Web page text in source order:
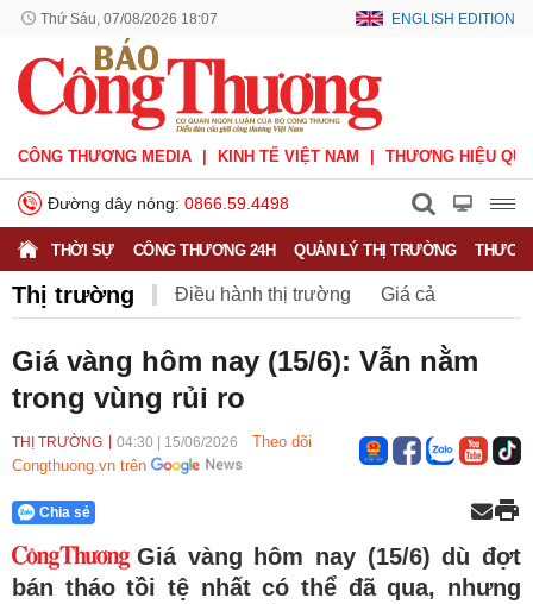
Thứ Sáu, 07/08/2026 18:07 ENGLISH EDITION
CÔNG THƯƠNG MEDIA KINH TẾ VIỆT NAM THƯƠNG HIỆU
Đường dây nóng: 0866.59.4498
THỜI SỰ CÔNG THƯƠNG 24H QUẢN LÝ THỊ TRƯỜNG
Thị trường Điều hành thị trường Giá cả
Thị trường miền núi
Giá vàng hôm nay (15/6): Vẫn nằm
trong vùng rủi ro
THỊ TRƯỜNG 04:30 15/06/2026
Theo dõi
Congthuong.vn trên
Chia sẻ
Giá vàng hôm nay (15/6) dù đợt
bán tháo tồi tệ nhất có thể đã qua, nhưng